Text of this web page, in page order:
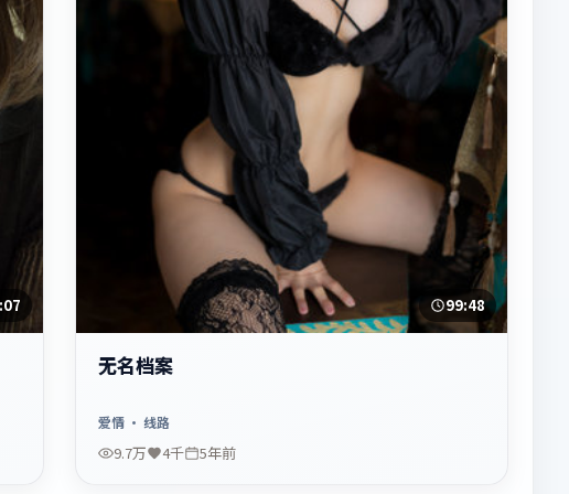
99:48
无名档案
爱情 · 线路
9.7万 4千 5年前